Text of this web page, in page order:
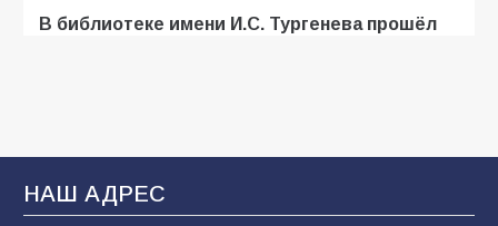
В библиотеке имени И.С. Тургенева прошёл
В Батайске продолжаются дорожные работы
107 04.08.2026
НАШ АДРЕС